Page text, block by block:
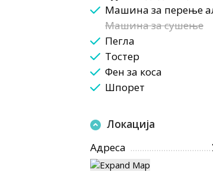
Машина за перење
Машина за сушење
Пегла
Тостер
Фен за коса
Шпорет
Локација
Адреса